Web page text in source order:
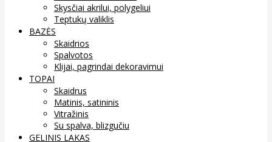
Skysčiai akrilui, polygeliui
Teptukų valiklis
BAZĖS
Skaidrios
Spalvotos
Klijai, pagrindai dekoravimui
TOPAI
Skaidrus
Matinis, satininis
Vitražinis
Su spalva, blizgučiu
GELINIS LAKAS